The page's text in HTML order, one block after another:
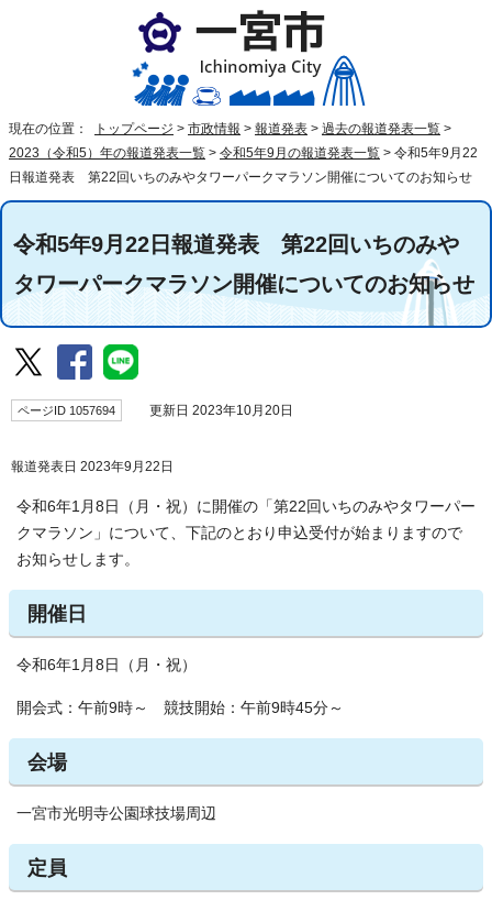
現在の位置： トップページ > 市政情報 > 報道発表 > 過去の報道発表一覧 >
2023（令和5）年の報道発表一覧 > 令和5年9月の報道発表一覧 > 令和5年9月22
日報道発表 第22回いちのみやタワーパークマラソン開催についてのお知らせ
令和5年9月22日報道発表 第22回いちのみや
タワーパークマラソン開催についてのお知らせ
ページID 1057694 更新日 2023年10月20日
報道発表日 2023年9月22日
令和6年1月8日（月・祝）に開催の「第22回いちのみやタワーパー
クマラソン」について、下記のとおり申込受付が始まりますので
お知らせします。
開催日
令和6年1月8日（月・祝）
開会式：午前9時～ 競技開始：午前9時45分～
会場
一宮市光明寺公園球技場周辺
定員